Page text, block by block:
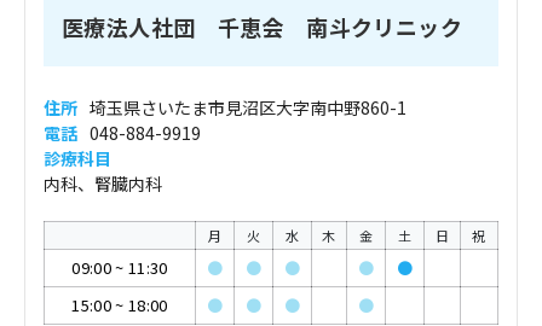
医療法人社団 千恵会 南斗クリニック
住所 埼玉県さいたま市見沼区大字南中野860-1
電話 048-884-9919
診療科目
内科、腎臓内科
月 火 水 木 金 土 日 祝
09:00~ 11:30 ● ● ● ●
●
15:00~ 18:00 ● ● ● ●